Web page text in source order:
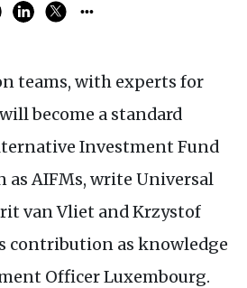
teams, with experts for
become a standard
Investment Fund
as AIFMs, write Universal
van Vliet and Krzystof
contribution as knowledge
Officer Luxembourg.